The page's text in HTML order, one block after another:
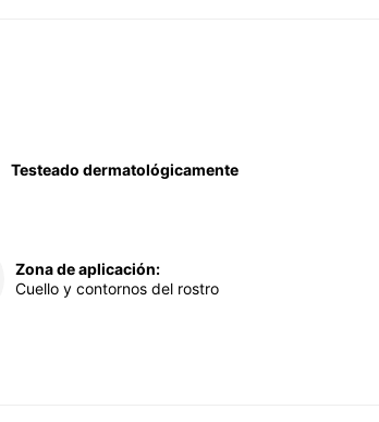
Testeado dermatológicamente
Zona de aplicación:
Cuello y contornos del rostro